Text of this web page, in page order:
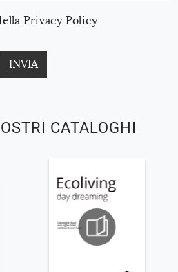
CATALOGHI
Privacy Policy
INVIA